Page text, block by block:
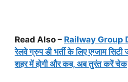
Read Also – Railway Group
रेलवे ग्रुप डी भर्ती के लिए एग्जाम सिटी
शहर में होगी और कब, अब तुरंत करें चेक